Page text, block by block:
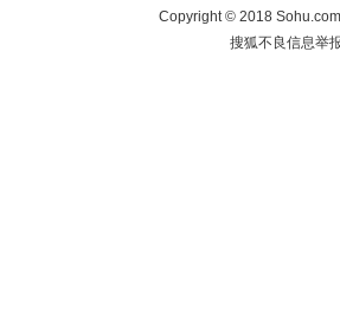
Copyright©2018
搜狐不良信息举